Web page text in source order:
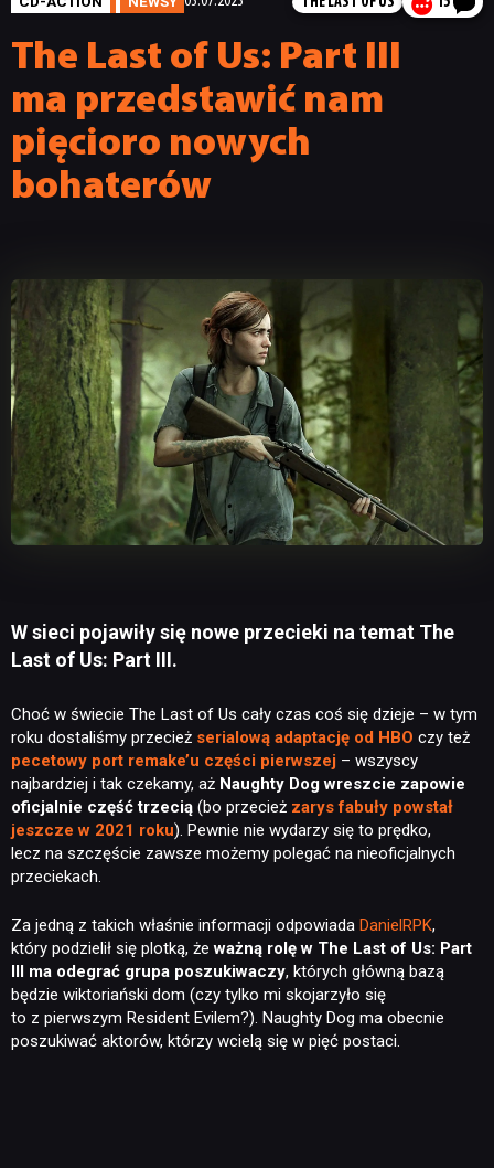
The Last of Us: Part III
ma przedstawić nam
pięcioro nowych
bohaterów
W sieci pojawiły się nowe przecieki na temat The
Last of Us: Part III.
Choć w świecie The Last of Us cały czas coś się dzieje – w tym
roku dostaliśmy przecież serialową adaptację od HBO czy też
pecetowy port remake’u części pierwszej – wszyscy
najbardziej i tak czekamy, aż Naughty Dog wreszcie zapowie
oficjalnie część trzecią (bo przecież zarys fabuły powstał
jeszcze w 2021 roku). Pewnie nie wydarzy się to prędko,
lecz na szczęście zawsze możemy polegać na nieoficjalnych
przeciekach.
Za jedną z takich właśnie informacji odpowiada DanielRPK,
który podzielił się plotką, żeważną rolę w The Last of Us: Part
III ma odegrać grupa poszukiwaczy, których główną bazą
będzie wiktoriański dom (czy tylko mi skojarzyło się
to z pierwszym Resident Evilem?). Naughty Dog ma obecnie
poszukiwać aktorów, którzy wcielą się w pięć postaci.